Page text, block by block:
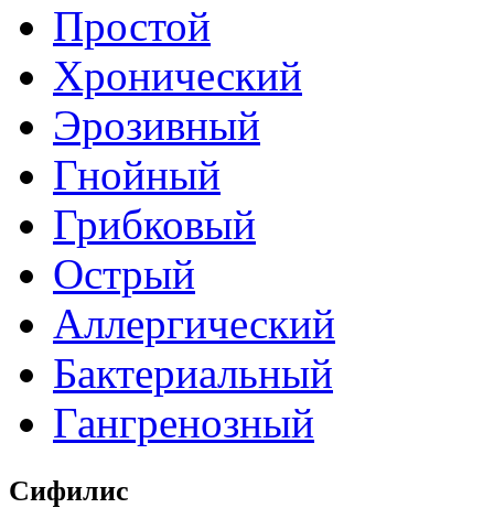
Простой
Хронический
Эрозивный
Гнойный
Грибковый
Острый
Аллергический
Бактериальный
Гангренозный
Сифилис